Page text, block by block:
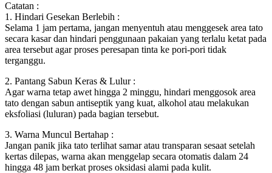
Catatan :
1. Hindari Gesekan Berlebih :
Selama 1 jam pertama, jangan menyentuh atau menggesek area tato
secara kasar dan hindari penggunaan pakaian yang terlalu ketat pada
area tersebut agar proses peresapan tinta ke pori-pori tidak
terganggu.
2. Pantang Sabun Keras & Lulur :
Agar warna tetap awet hingga 2 minggu, hindari menggosok area
tato dengan sabun antiseptik yang kuat, alkohol atau melakukan
eksfoliasi (luluran) pada bagian tersebut.
3. Warna Muncul Bertahap :
Jangan panik jika tato terlihat samar atau transparan sesaat setelah
kertas dilepas, warna akan menggelap secara otomatis dalam 24
hingga 48 jam berkat proses oksidasi alami pada kulit.